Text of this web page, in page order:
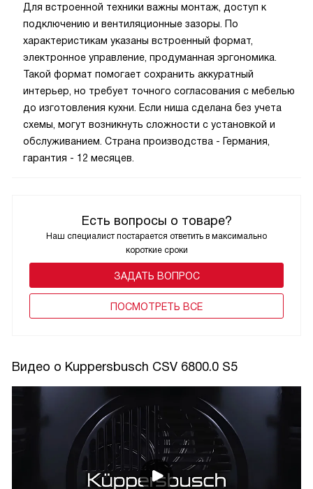
Есть вопросы о товаре?
Наш специалист постарается ответить в максимально
короткие сроки
ЗАДАТЬ ВОПРОС
ПОCМОТРЕТЬ ВСЕ
Для встроенной техники важны монтаж, доступ к
подключению и вентиляционные зазоры. По
характеристикам указаны встроенный формат,
электронное управление, продуманная эргономика.
Такой формат помогает сохранить аккуратный
интерьер, но требует точного согласования с мебелью
до изготовления кухни. Если ниша сделана без учета
схемы, могут возникнуть сложности с установкой и
обслуживанием. Страна производства - Германия,
гарантия - 12 месяцев.
Видео о Kuppersbusch CSV 6800.0 S5